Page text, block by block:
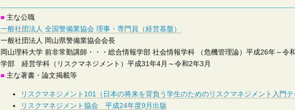
■ 主な公職
一般社団法人 全国警備業協会 理事・専門員（経営基盤）
一般社団法人 岡山県警備業協会会長
岡山理科大学 前非常勤講師・・・総合情報学部 社会情報学科 （危機管理論）平成26年～令
学部 経営学科（リスクマネジメント）平成31年4月～令和2年3月
■ 主な著書・論文掲載等
リスクマネジメント101（日本の将来を背負う学生のためのリスクマネジメント入門テ
リスクマネジメント協会 平成24年度9月出版